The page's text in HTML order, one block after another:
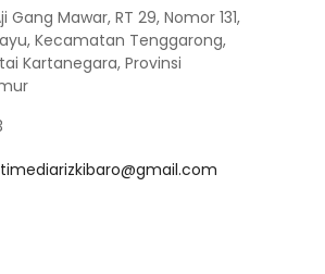
Gang Mawar, RT 29, Nomor 131,
Kecamatan Tenggarong,
Kartanegara, Provinsi